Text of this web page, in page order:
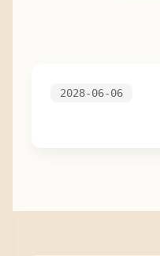
2028-06-06